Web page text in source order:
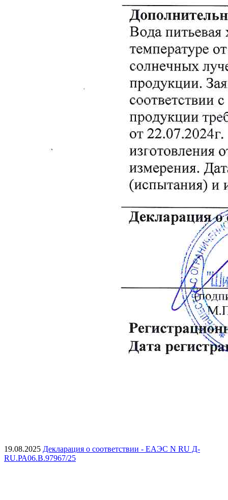
19.08.2025 Декларация о соответствии - ЕАЭС N RU Д-
RU.РА06.В.97967/25